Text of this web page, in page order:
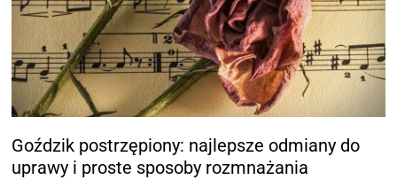
Goździk postrzępiony: najlepsze odmiany do
uprawy i proste sposoby rozmnażania